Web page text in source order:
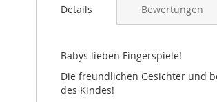
Details
Babys lieben Fingerspiele!
Die freundlichen Gesichter und
des Kindes!
Bewertungen